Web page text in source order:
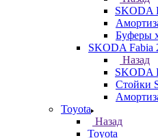
SKODA
Буферы
SKODA Fabia
Назад
SKODA
Стойки
Toyota
Назад
Toyota